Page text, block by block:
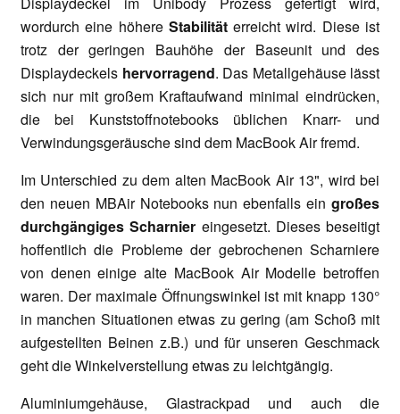
wordurch eine höhere Stabilitäterreicht wird. Diese ist
trotz der geringen Bauhöhe der Baseunit und des
Displaydeckels hervorragend. Das Metallgehäuse lässt
sich nur mit großem Kraftaufwand minimal eindrücken,
die bei Kunststoffnotebooks üblichen Knarr- und
Verwindungsgeräusche sind dem MacBook Air fremd.
Im Unterschied zu dem alten MacBook Air 13", wird bei
den neuen MBAir Notebooks nun ebenfalls ein großes
durchgängiges Scharnier eingesetzt. Dieses beseitigt
hoffentlich die Probleme der gebrochenen Scharniere
von denen einige alte MacBook Air Modelle betroffen
waren. Der maximale Öffnungswinkel ist mit knapp 130°
in manchen Situationen etwas zu gering (am Schoß mit
aufgestellten Beinen z.B.) und für unseren Geschmack
geht die Winkelverstellung etwas zu leichtgängig.
Aluminiumgehäuse, Glastrackpad und auch die